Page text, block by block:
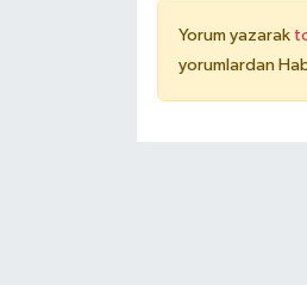
Yorum yazarak
yorumlardan